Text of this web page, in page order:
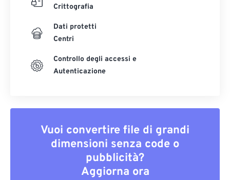
Crittografia
Dati protetti
Centri
Controllo degli accessi e
Autenticazione
Vuoi convertire file di grandi
dimensioni senza code o
pubblicità?
Aggiorna ora